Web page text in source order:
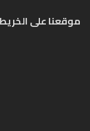
موقعنا على